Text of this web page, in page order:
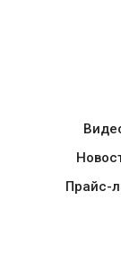
Прайс-